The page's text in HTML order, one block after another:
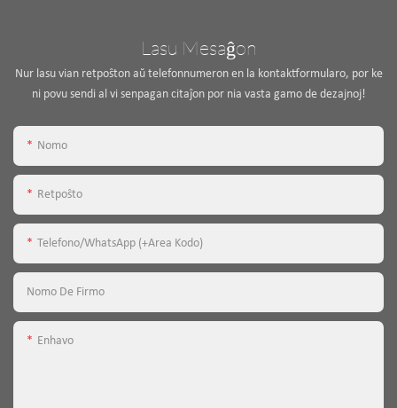
Lasu Mesaĝon
Nur lasu vian retpoŝton aŭ telefonnumeron en la kontaktformularo, por ke
ni povu sendi al vi senpagan citaĵon por nia vasta gamo de dezajnoj!
Nomo
Retpoŝto
Telefono/WhatsApp (+Area Kodo)
Nomo De Firmo
Enhavo